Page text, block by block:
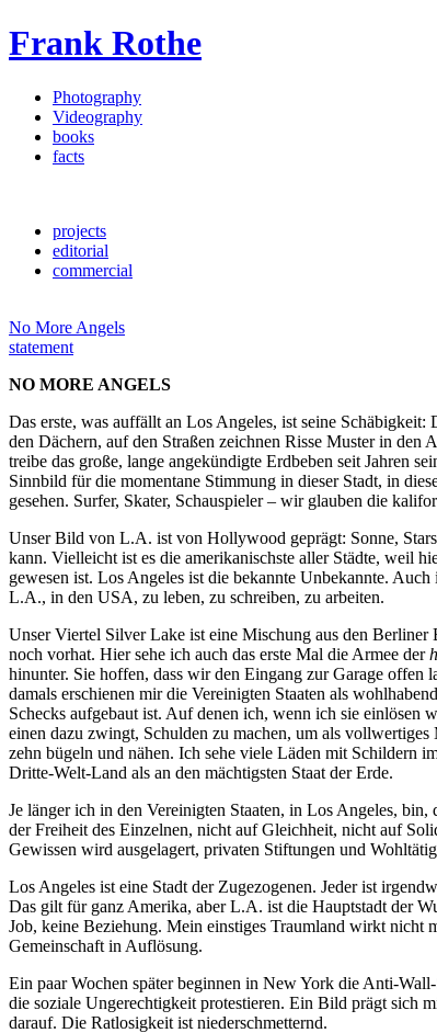
Frank Rothe
Photography
Videography
books
facts
projects
editorial
commercial
No More Angels
statement
NO MORE ANGELS
Das erste, was auffällt an Los Angeles, ist seine
den Dächern, auf den Straßen zeichnen Risse Muster in
treibe das große, lange angekündigte Erdbeben seit Jahren
Sinnbild für die momentane Stimmung in dieser Stadt, in
gesehen. Surfer, Skater, Schauspieler – wir glauben die
Unser Bild von L.A. ist von Hollywood geprägt: Sonne,
kann. Vielleicht ist es die amerikanischste aller Städte, weil
gewesen ist. Los Angeles ist die bekannte Unbekannte.
L.A., in den USA, zu leben, zu schreiben, zu arbeiten.
Unser Viertel Silver Lake ist eine Mischung aus den Berliner
noch vorhat. Hier sehe ich auch das erste Mal die Armee der
hinunter. Sie hoffen, dass wir den Eingang zur Garage offen
damals erschienen mir die Vereinigten Staaten als
Schecks aufgebaut ist. Auf denen ich, wenn ich sie einlösen
einen dazu zwingt, Schulden zu machen, um als
zehn bügeln und nähen. Ich sehe viele Läden mit Schildern
Dritte-Welt-Land als an den mächtigsten Staat der Erde.
Je länger ich in den Vereinigten Staaten, in Los Angeles,
der Freiheit des Einzelnen, nicht auf Gleichheit, nicht auf
Gewissen wird ausgelagert, privaten Stiftungen und
Los Angeles ist eine Stadt der Zugezogenen. Jeder ist
Das gilt für ganz Amerika, aber L.A. ist die Hauptstadt der
Job, keine Beziehung. Mein einstiges Traumland wirkt nicht
Gemeinschaft in Auflösung.
Ein paar Wochen später beginnen in New York die Anti-
die soziale Ungerechtigkeit protestieren. Ein Bild prägt sich
darauf. Die Ratlosigkeit ist niederschmetternd.